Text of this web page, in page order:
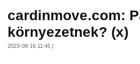
cardinmove.com:
környezetnek? (x)
2023-08-16 11:45 |